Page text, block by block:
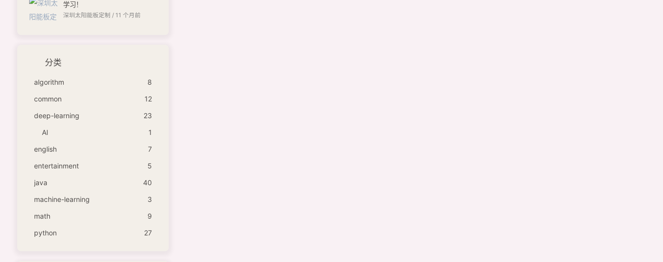
学习！
深圳太阳能板定制 / 11 个月前
分类
algorithm
8
common
12
deep-learning
23
AI
1
english
7
entertainment
5
java
40
machine-learning
3
math
9
python
27